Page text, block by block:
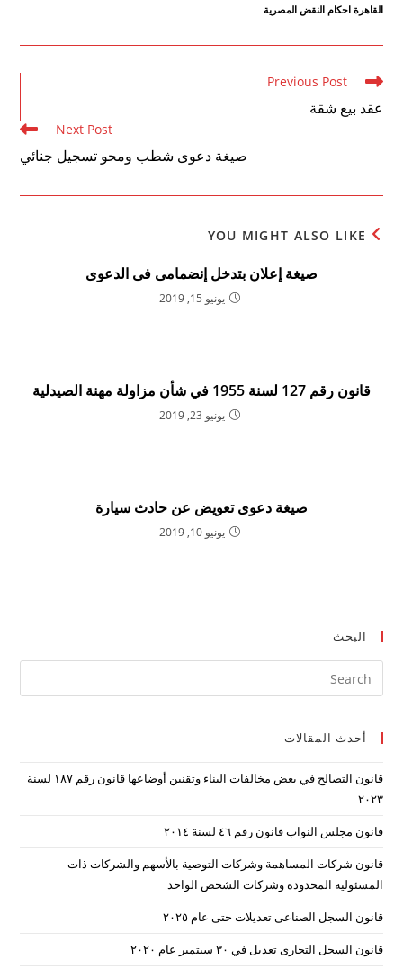
القاهرة احكام النقض المصرية
Read
articles
Previous Post
عقد بيع شقة
Next Post
صيغة دعوى شطب ومحو تسجيل جنائي
YOU MIGHT ALSO LIKE
صيغة إعلان بتدخل إنضمامى فى الدعوى
يونيو 15, 2019
قانون رقم 127 لسنة 1955 في شأن مزاولة مهنة الصيدلية
يونيو 23, 2019
صيغة دعوى تعويض عن حادث سيارة
يونيو 10, 2019
البحث
أحدث المقالات
قانون التصالح في بعض مخالفات البناء وتقنين أوضاعها قانون رقم ۱۸۷ لسنة
۲۰۲۳
قانون مجلس النواب قانون رقم ٤٦ لسنة ٢٠١٤
قانون شركات المساهمة وشركات التوصية بالأسهم والشركات ذات
المسئولية المحدودة وشركات الشخص الواحد
قانون السجل الصناعى تعديلات حتى عام ٢٠٢٥
قانون السجل التجارى تعديل في ٣٠ سبتمبر عام ٢٠٢٠